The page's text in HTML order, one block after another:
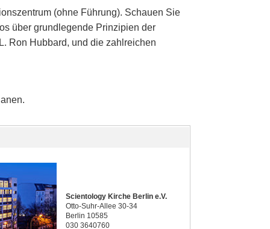
(ohne Führung). Schauen Sie
über grundlegende Prinzipien der
Ron Hubbard, und die zahlreichen
Scientology Kirche Berlin e.V.
Otto-Suhr-Allee 30-34
Berlin 10585
030 3640760